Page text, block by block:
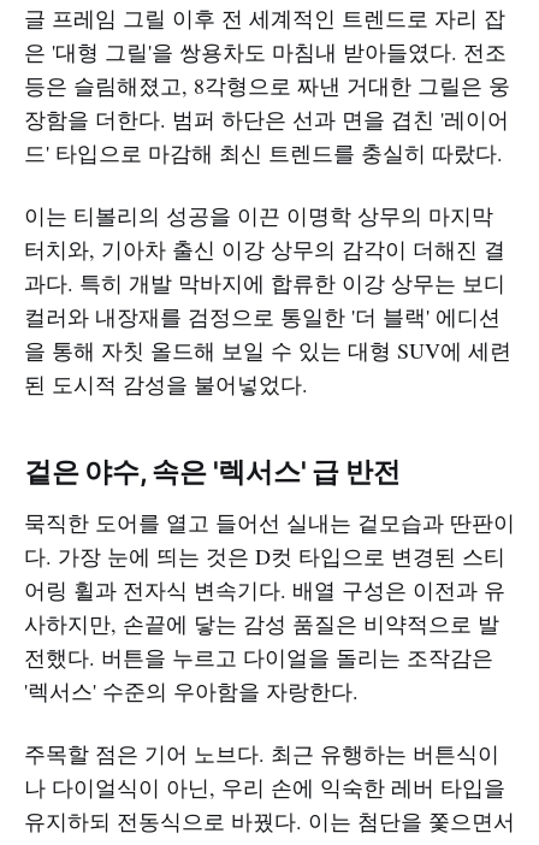
글 프레임 그릴 이후 전 세계적인 트렌드로 자리 잡
은 '대형 그릴'을 쌍용차도 마침내 받아들였다. 전조
등은 슬림해졌고, 8각형으로 짜낸 거대한 그릴은 웅
장함을 더한다. 범퍼 하단은 선과 면을 겹친 '레이어
드' 타입으로 마감해 최신 트렌드를 충실히 따랐다.
이는 티볼리의 성공을 이끈 이명학 상무의 마지막
터치와, 기아차 출신 이강 상무의 감각이 더해진 결
과다. 특히 개발 막바지에 합류한 이강 상무는 보디
컬러와 내장재를 검정으로 통일한 '더 블랙' 에디션
을 통해 자칫 올드해 보일 수 있는 대형 SUV에 세련
된 도시적 감성을 불어넣었다.
겉은 야수, 속은 '렉서스' 급 반전
묵직한 도어를 열고 들어선 실내는 겉모습과 딴판이
다. 가장 눈에 띄는 것은 D컷 타입으로 변경된 스티
어링 휠과 전자식 변속기다. 배열 구성은 이전과 유
사하지만, 손끝에 닿는 감성 품질은 비약적으로 발
전했다. 버튼을 누르고 다이얼을 돌리는 조작감은
'렉서스' 수준의 우아함을 자랑한다.
주목할 점은 기어 노브다. 최근 유행하는 버튼식이
나 다이얼식이 아닌, 우리 손에 익숙한 레버 타입을
유지하되 전동식으로 바꿨다. 이는 첨단을 쫓으면서